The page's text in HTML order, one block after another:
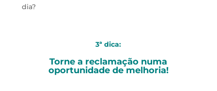
dia?
3ª dica:
Torne a reclamação numa
oportunidade de melhoria!